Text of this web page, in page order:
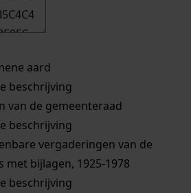
aard
beschrijving
van de gemeenteraad
beschrijving
vergaderingen van de
met bijlagen, 1925-1978
beschrijving